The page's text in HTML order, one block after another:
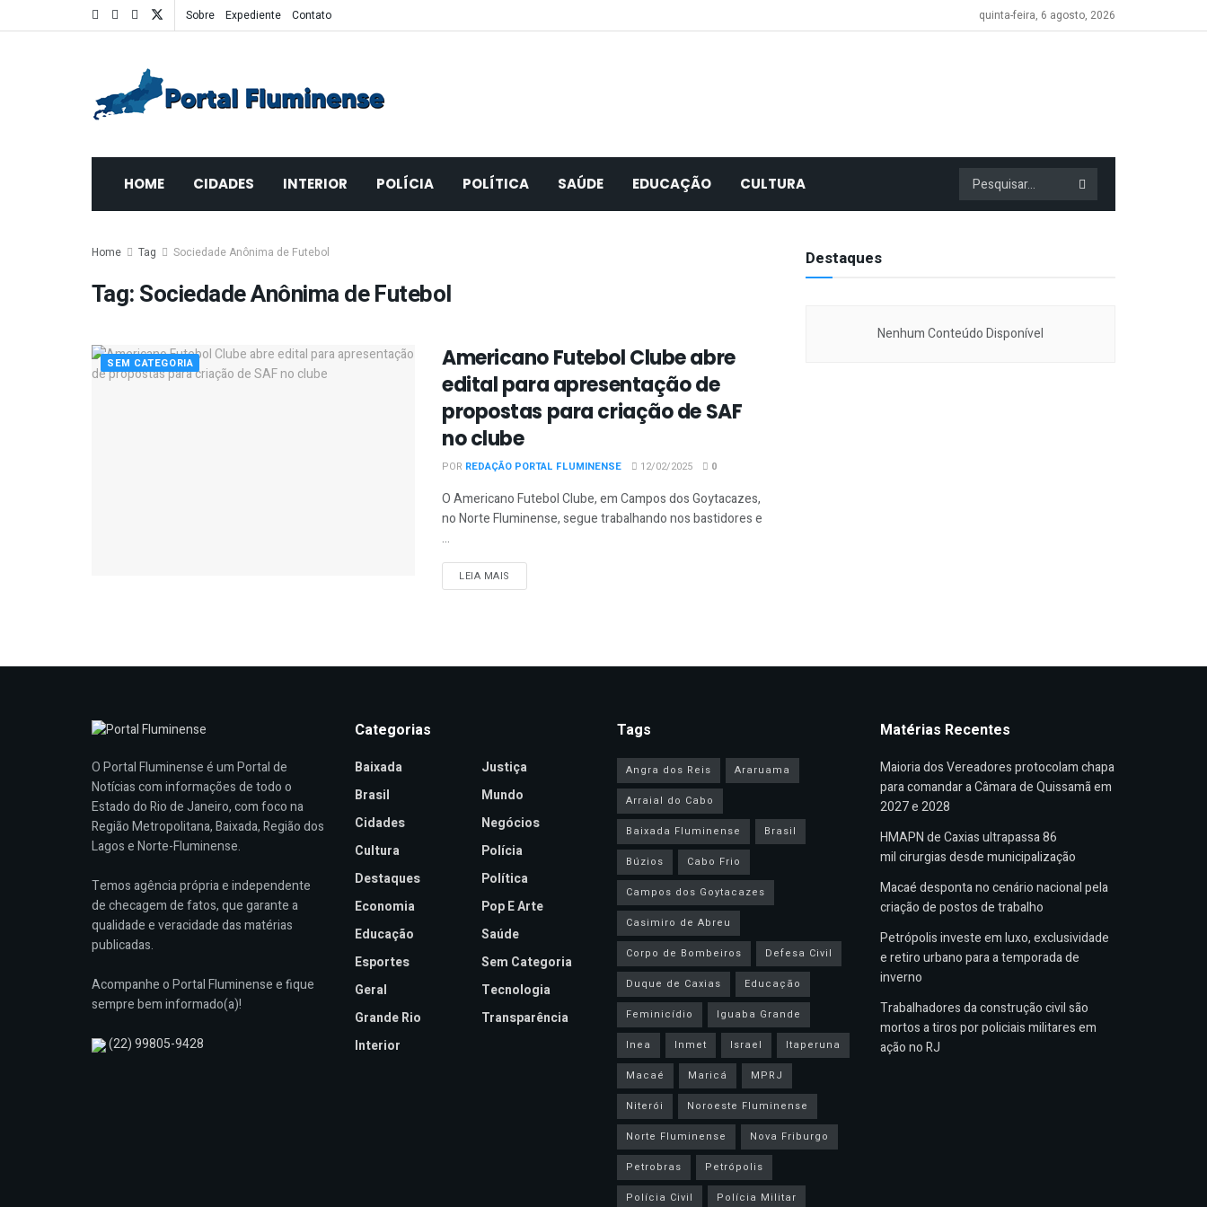
Sobre Expediente Contato quinta-feira, 6 agosto, 2026
HOME CIDADES INTERIOR POLÍCIA POLÍTICA SAÚDE EDUCAÇÃO CULTURA
Home Tag Sociedade Anônima de Futebol
Tag:Sociedade Anônima de Futebol
SEM CATEGORIA
Americano Futebol Clube abre
edital para apresentação de
propostas para criação de SAF
no clube
POR REDAÇÃO PORTAL FLUMINENSE 12/02/2025 0
O Americano Futebol Clube, em Campos dos Goytacazes,
no Norte Fluminense, segue trabalhando nos bastidores e
...
LEIA MAIS
Destaques
Nenhum Conteúdo Disponível
O Portal Fluminense é um Portal de
Notícias com informações de todo o
Estado do Rio de Janeiro, com foco na
Região Metropolitana, Baixada, Região dos
Lagos e Norte-Fluminense.
Temos agência própria e independente
de checagem de fatos, que garante a
qualidade e veracidade das matérias
publicadas.
Acompanhe o Portal Fluminense e fique
sempre bem informado(a)!
(22) 99805-9428
Categorias
Baixada
Brasil
Cidades
Cultura
Destaques
Economia
Educação
Esportes
Geral
Grande Rio
Interior
Justiça
Mundo
Negócios
Polícia
Política
Pop E Arte
Saúde
Sem Categoria
Tecnologia
Transparência
Tags
Angra dos Reis
Araruama
Arraial do Cabo
Baixada Fluminense
Brasil
Búzios
Cabo Frio
Campos dos Goytacazes
Casimiro de Abreu
Corpo de Bombeiros
Defesa Civil
Duque de Caxias
Educação
Feminicídio
Iguaba Grande
Inea
Inmet Israel
Itaperuna
Macaé
Maricá
MPRJ
Niterói
Noroeste Fluminense
Norte Fluminense
Nova Friburgo
Petrobras
Petrópolis
Polícia Civil
Polícia Militar
Matérias Recentes
Maioria dos Vereadores protocolam chapa
para comandar a Câmara de Quissamã em
2027 e 2028
HMAPN de Caxias ultrapassa 86
mil cirurgias desde municipalização
Macaé desponta no cenário nacional pela
criação de postos de trabalho
Petrópolis investe em luxo, exclusividade
e retiro urbano para a temporada de
inverno
Trabalhadores da construção civil são
mortos a tiros por policiais militares em
ação no RJ